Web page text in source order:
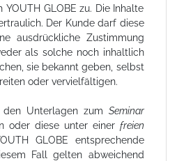
YOUTH GLOBE zu. Die Inhalte
Der Kunde darf diese
ausdrückliche Zustimmung
als solche noch inhaltlich
sie bekannt geben, selbst
oder vervielfältigen.
Unterlagen zum Seminar
oder diese unter einer freien
GLOBE entsprechende
Fall gelten abweichend